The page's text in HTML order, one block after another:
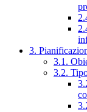
3.
3.1.
3.2.